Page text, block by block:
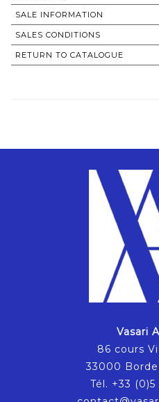
SALE INFORMATION
SALES CONDITIONS
RETURN TO CATALOGUE
Vasari
86 cours
33000
Tél. +33